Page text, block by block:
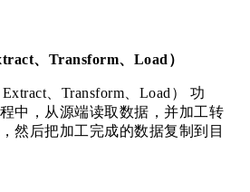
、Transform、Load）
、Transform、Load） 功
中，从源端读取数据，并加工转
然后把加工完成的数据复制到目